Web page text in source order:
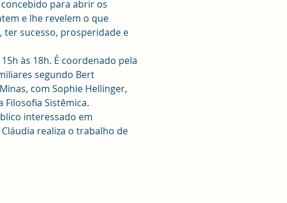
para abrir os
e lhe revelem o que
sucesso, prosperidade e
às 18h. É coordenado pela
segundo Bert
com Sophie Hellinger,
Filosofia Sistêmica.
interessado em
realiza o trabalho de